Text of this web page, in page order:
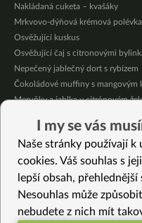
Nakládaná cuketa – kvašáky
Mrkvovo-dýňová krémová polévka
Osvěžující kuskus
Osvěžující čaj s citronovými
Nepečený jablečný dort s rybízem
Čokoládové muffiny s mangovým
Meruňky a jablka v citrónovém
Celozrnná rýže basmati se
Citrónové muffiny s borůvkovým
Vybrané recepty
Mexické kukuřičné bezlepkové
I my se vás
Naše stránky používají
cookies. Váš souhlas s
lepší obsah,
Nesouhlas může
nebudete z nich mít